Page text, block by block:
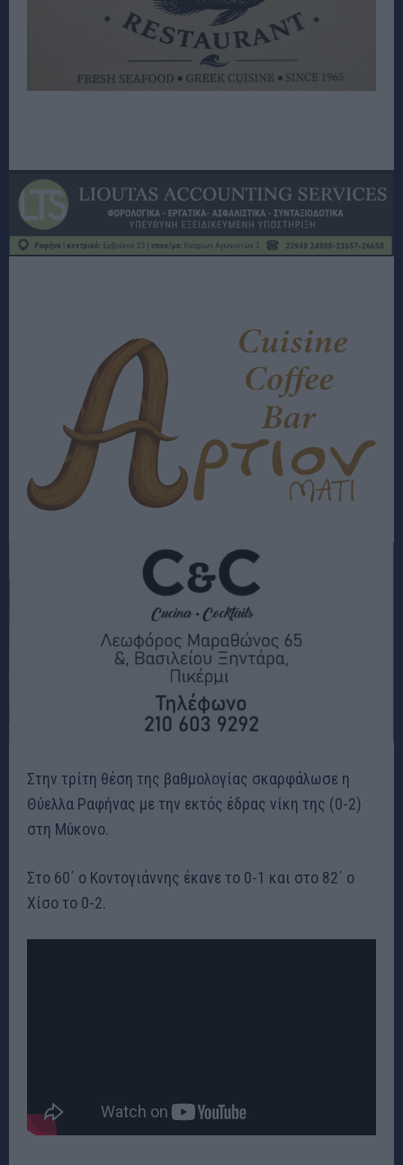
Στην τρίτη θέση της βαθμολογίας σκαρφάλωσε η
Θύελλα Ραφήνας με την εκτός έδρας νίκη της (0-2)
στη Μύκονο.
Στο 60΄ ο Κοντογιάννης έκανε το 0-1 και στο 82΄ ο
Χίσο το 0-2.